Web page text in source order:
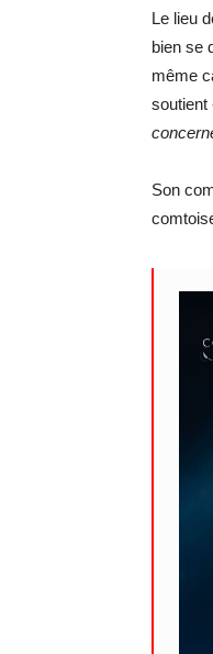
Le lieu
bien se
même
soutient
Son